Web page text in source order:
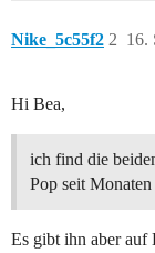
Nike_5c55f2 16.
2
Hi Bea,
ich find die
Pop seit
Es gibt ihn aber